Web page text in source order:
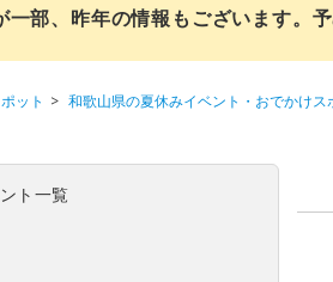
部、昨年の情報もございます。予
ット 和歌山県の夏休みイベント・おでかけス
ト一覧